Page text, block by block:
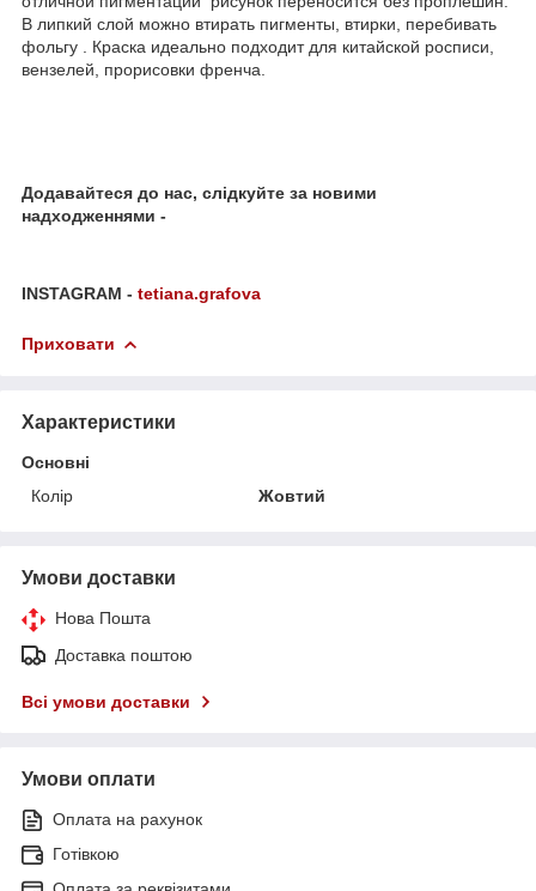
В липкий слой можно втирать пигменты, втирки, перебивать
фольгу . Краска идеально подходит для китайской росписи,
вензелей, прорисовки френча.
Додавайтеся до нас, слідкуйте за новими
надходженнями -
INSTAGRAM - tetiana.grafova
Приховати
Характеристики
Основні
Колір
Жовтий
Умови доставки
Нова Пошта
Доставка поштою
Всі умови доставки
Умови оплати
Оплата на рахунок
Готівкою